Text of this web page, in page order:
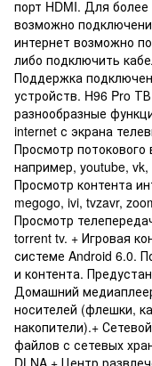
порт HDMI. Для
возможно
интернет возможно
либо подключить
Поддержка
устройств. H96 Pro
разнообразные
internet с экрана
Просмотр потокового
например, youtube,
Просмотр контента
megogo, ivi, tvzavr,
Просмотр
torrent tv. + Игровая
системе Android 6.0.
и контента.
Домашний
носителей (флешки,
накопители).+
файлов с сетевых
DLNA.+ Центр